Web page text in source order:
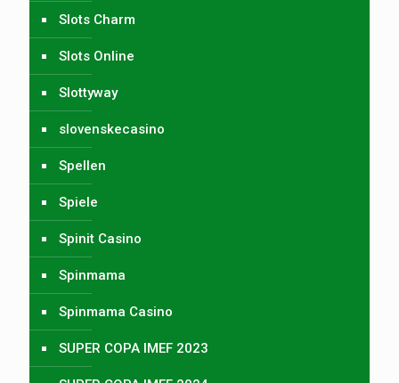
Slots Charm
Slots Online
Slottyway
slovenskecasino
Spellen
Spiele
Spinit Casino
Spinmama
Spinmama Casino
SUPER COPA IMEF 2023